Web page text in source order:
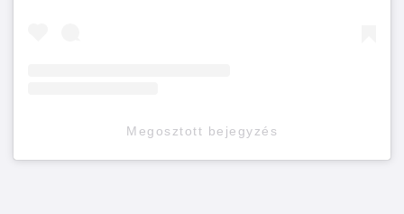
Megosztott bejegyzés